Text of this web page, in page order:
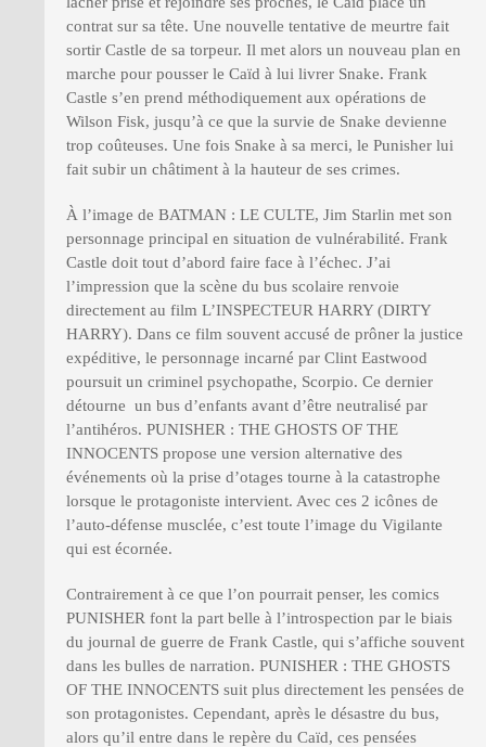
contrat sur sa tête. Une nouvelle tentative de meurtre fait
sortir Castle de sa torpeur. Il met alors un nouveau plan en
marche pour pousser le Caïd à lui livrer Snake. Frank
Castle s’en prend méthodiquement aux opérations de
Wilson Fisk, jusqu’à ce que la survie de Snake devienne
trop coûteuses. Une fois Snake à sa merci, le Punisher lui
fait subir un châtiment à la hauteur de ses crimes.
À l’image de BATMAN : LE CULTE, Jim Starlin met son
personnage principal en situation de vulnérabilité. Frank
Castle doit tout d’abord faire face à l’échec. J’ai
l’impression que la scène du bus scolaire renvoie
directement au film L’INSPECTEUR HARRY (DIRTY
HARRY). Dans ce film souvent accusé de prôner la justice
expéditive, le personnage incarné par Clint Eastwood
poursuit un criminel psychopathe, Scorpio. Ce dernier
détourne un bus d’enfants avant d’être neutralisé par
l’antihéros. PUNISHER : THE GHOSTS OF THE
INNOCENTS propose une version alternative des
événements où la prise d’otages tourne à la catastrophe
lorsque le protagoniste intervient. Avec ces 2 icônes de
l’auto-défense musclée, c’est toute l’image du Vigilante
qui est écornée.
Contrairement à ce que l’on pourrait penser, les comics
PUNISHER font la part belle à l’introspection par le biais
du journal de guerre de Frank Castle, qui s’affiche souvent
dans les bulles de narration. PUNISHER : THE GHOSTS
OF THE INNOCENTS suit plus directement les pensées de
son protagonistes. Cependant, après le désastre du bus,
alors qu’il entre dans le repère du Caïd, ces pensées